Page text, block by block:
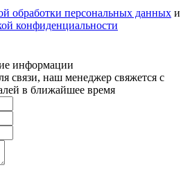
обработки персональных данных и
конфиденциальности
информации
связи, наш менеджер свяжется с
в ближайшее время